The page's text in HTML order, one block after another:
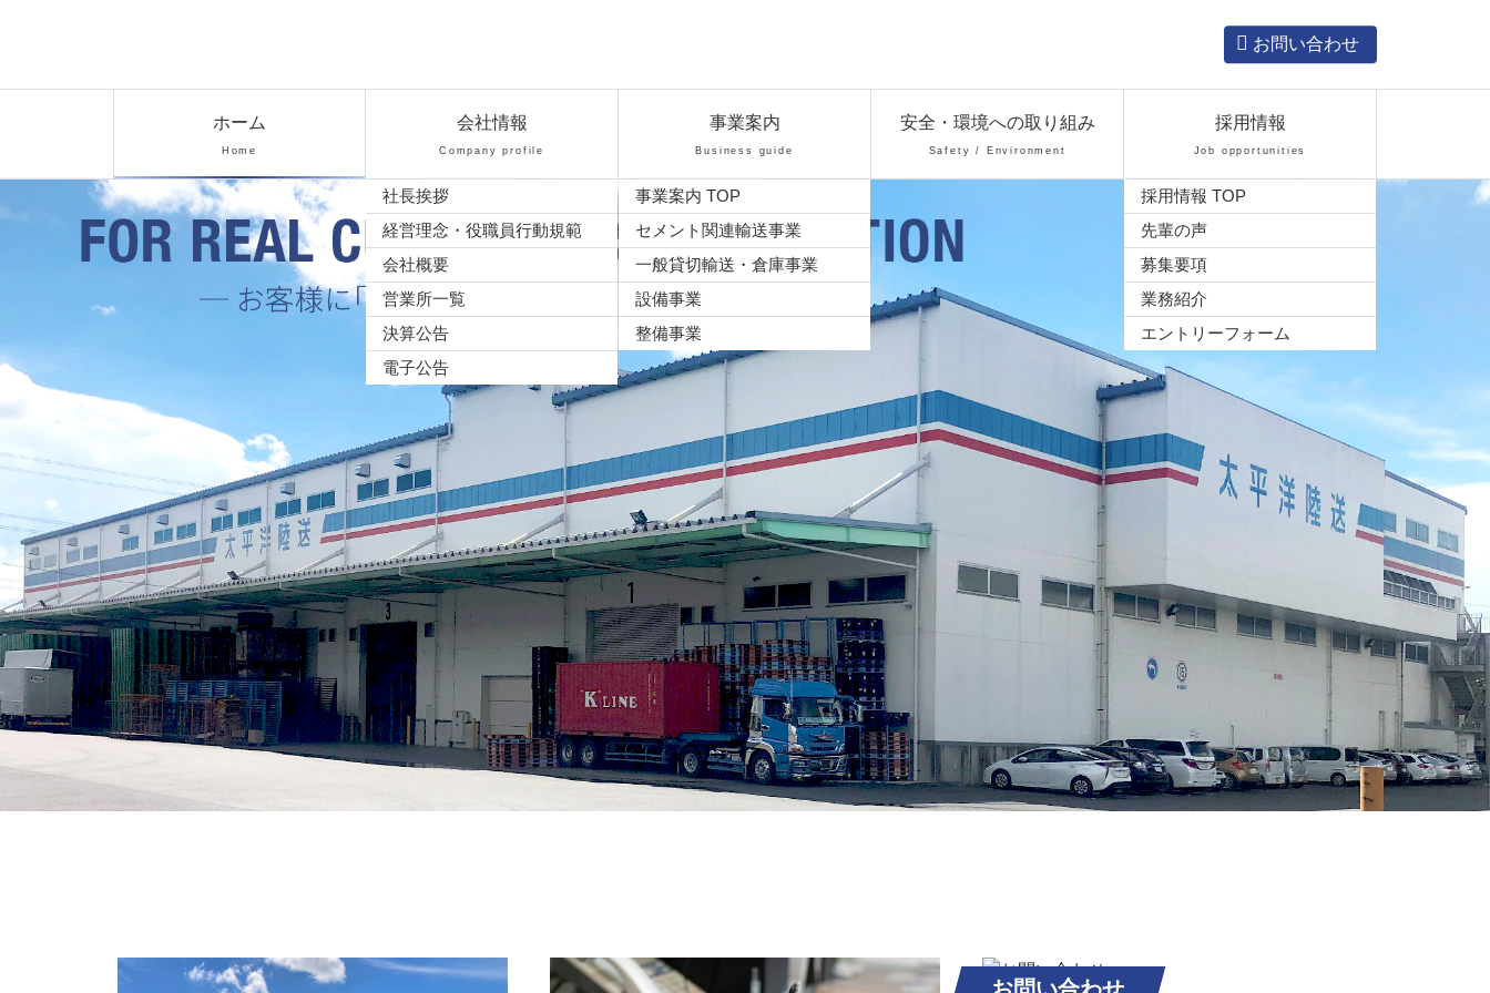
ン
太平洋陸送株
式会社
お問い合わせ
ホーム
Home
会社情報
Company profile
社長挨拶
経営理念・役職員行動規範
会社概要
営業所一覧
決算公告
電子公告
事業案内
Business guide
事業案内 TOP
セメント関連輸送事業
一般貸切輸送・倉庫事業
設備事業
整備事業
安全・環境への取り組み
Safety / Environment
採用情報
Job opportunities
採用情報 TOP
先輩の声
募集要項
業務紹介
エントリーフォーム